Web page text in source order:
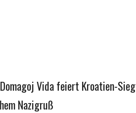
Vida feiert Kroatien-Sieg
Nazigruß